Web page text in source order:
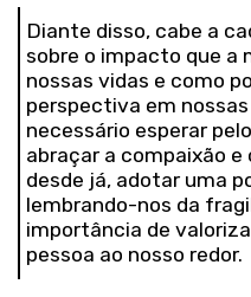
Diante disso, cabe a
sobre o impacto que a
nossas vidas e como
perspectiva em
necessário esperar
abraçar a compaixão e
desde já, adotar uma
lembrando-nos da
importância de
pessoa ao nosso redor.